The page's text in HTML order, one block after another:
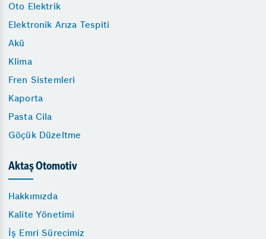
Oto Elektrik
Elektronik Arıza Tespiti
Akü
Klima
Fren Sistemleri
Kaporta
Pasta Cila
Göçük Düzeltme
Aktaş Otomotiv
Hakkımızda
Kalite Yönetimi
İş Emri Sürecimiz